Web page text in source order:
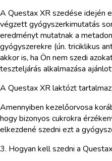
A Questax XR szedése idején
végzett gyógyszerkimutatás
eredményt mutatnak a
gyógyszerekre (ún. triciklikus
akkor is, ha Ön nem szedi
teszteljárás alkalmazása
A Questax XR laktózt tartalmaz
Amennyiben kezelőorvosa
hogy bizonyos cukrokra
elkezdené szedni ezt a
3. Hogyan kell szedni a